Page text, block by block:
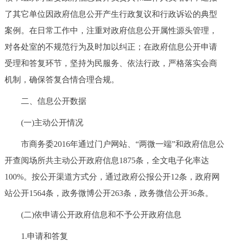
了其它单位因政府信息公开产生行政复议和行政诉讼的典型
案例。在日常工作中，注重对政府信息公开属性源头管理，
对各处室的不规范行为及时加以纠正；在政府信息公开申请
受理和答复环节，坚持为民服务、依法行政，严格落实会商
机制，确保答复合情合理合规。
二、信息公开数据
(一)主动公开情况
市商务委2016年通过门户网站、“两微一端”和政府信息公
开查阅场所共主动公开政府信息1875条，全文电子化率达
100%。按公开渠道方式分，通过政府公报公开12条，政府网
站公开1564条，政务微博公开263条，政务微信公开36条。
(二)依申请公开政府信息和不予公开政府信息
1.申请和答复